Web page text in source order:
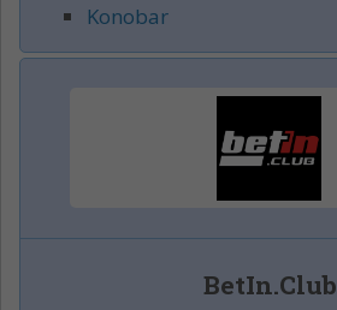
Konobar
BetIn.Club